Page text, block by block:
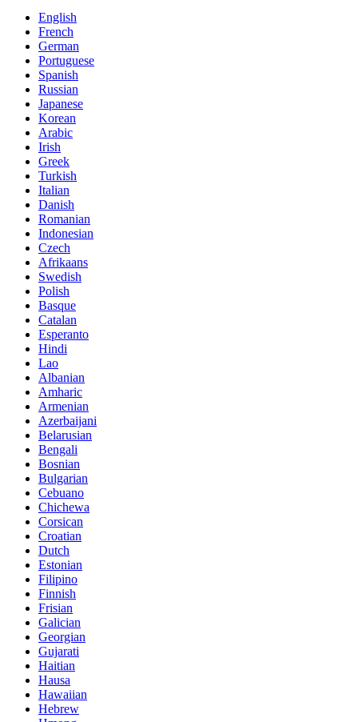
English
French
German
Portuguese
Spanish
Russian
Japanese
Korean
Arabic
Irish
Greek
Turkish
Italian
Danish
Romanian
Indonesian
Czech
Afrikaans
Swedish
Polish
Basque
Catalan
Esperanto
Hindi
Lao
Albanian
Amharic
Armenian
Azerbaijani
Belarusian
Bengali
Bosnian
Bulgarian
Cebuano
Chichewa
Corsican
Croatian
Dutch
Estonian
Filipino
Finnish
Frisian
Galician
Georgian
Gujarati
Haitian
Hausa
Hawaiian
Hebrew